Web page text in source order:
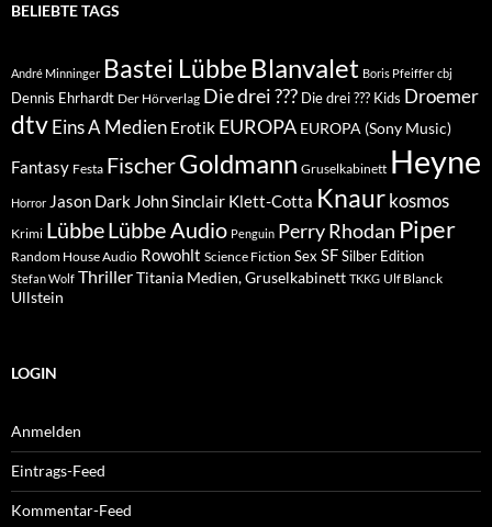
BELIEBTE TAGS
André Minninger Bastei Lübbe Blanvalet Boris Pfeiffer cbj
Dennis Ehrhardt Der Hörverlag Die drei ??? Die drei ??? Kids Droemer
dtvEins A Medien Erotik EUROPA EUROPA (Sony Music)
Fantasy Festa FischerGoldmann Gruselkabinett Heyne
Horror Jason Dark John Sinclair Klett-Cotta Knaur kosmos
Krimi LübbeLübbe Audio Penguin Perry Rhodan Piper
Random House Audio Rowohlt Science Fiction Sex SFSilber Edition
Stefan Wolf ThrillerTitania Medien, Gruselkabinett TKKG Ulf Blanck
Ullstein
LOGIN
Anmelden
Eintrags-Feed
Kommentar-Feed